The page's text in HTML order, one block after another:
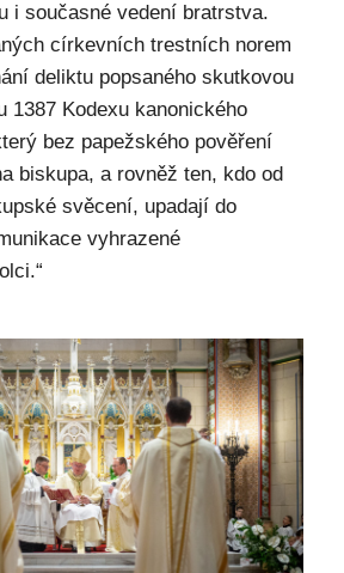
i současné vedení bratrstva.
církevních trestních norem
deliktu popsaného skutkovou
1387 Kodexu kanonického
bez papežského pověření
biskupa, a rovněž ten, kdo od
svěcení, upadají do
vyhrazené